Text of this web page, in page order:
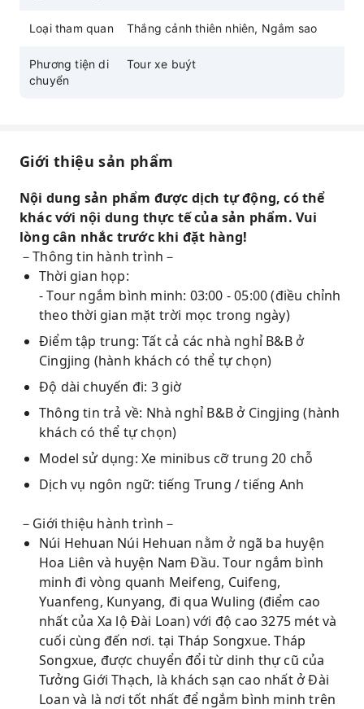
Loại tham quan Thắng cảnh thiên nhiên, Ngắm sao
Phương tiện di
chuyển
Tour xe buýt
Giới thiệu sản phẩm
Nội dung sản phẩm được dịch tự động, có thể
khác với nội dung thực tế của sản phẩm. Vui
lòng cân nhắc trước khi đặt hàng!
－Thông tin hành trình－
Thời gian họp:
- Tour ngắm bình minh: 03:00 - 05:00 (điều chỉnh
theo thời gian mặt trời mọc trong ngày)
Điểm tập trung: Tất cả các nhà nghỉ B&B ở
Cingjing (hành khách có thể tự chọn)
Độ dài chuyến đi: 3 giờ
Thông tin trả về: Nhà nghỉ B&B ở Cingjing (hành
khách có thể tự chọn)
Model sử dụng: Xe minibus cỡ trung 20 chỗ
Dịch vụ ngôn ngữ: tiếng Trung / tiếng Anh
－Giới thiệu hành trình－
Núi Hehuan Núi Hehuan nằm ở ngã ba huyện
Hoa Liên và huyện Nam Đầu. Tour ngắm bình
minh đi vòng quanh Meifeng, Cuifeng,
Yuanfeng, Kunyang, đi qua Wuling (điểm cao
nhất của Xa lộ Đài Loan) với độ cao 3275 mét và
cuối cùng đến nơi. tại Tháp Songxue. Tháp
Songxue, được chuyển đổi từ dinh thự cũ của
Tưởng Giới Thạch, là khách sạn cao nhất ở Đài
Loan và là nơi tốt nhất để ngắm bình minh trên